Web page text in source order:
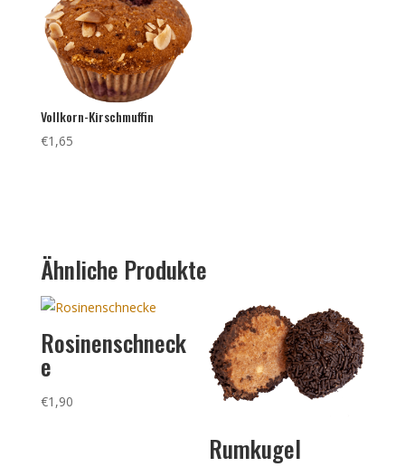
Vollkorn-Kirschmuffin
€1,65
Ähnliche Produkte
Rosinenschneck
e
€1,90
Rumkugel